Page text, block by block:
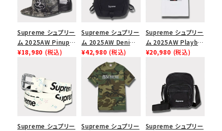
Supreme シュプリー
ム 2025AW Pinup
Mesh Back 5-Panel
ュバック 5パネルキャ
ップ トゥルーティン
バーHTC フォールカ
¥18,980 (税込)
Supreme シュプリー
ム 2025AW Denim
Backpack デニム バ
ックパック ブラック
¥42,980 (税込)
Supreme シュプリー
ム 2025AW Playboi
Carti Tee プレイボ
¥20,980 (税込)
Supreme シュプリー
Supreme シュプリー
Supreme シュプリー